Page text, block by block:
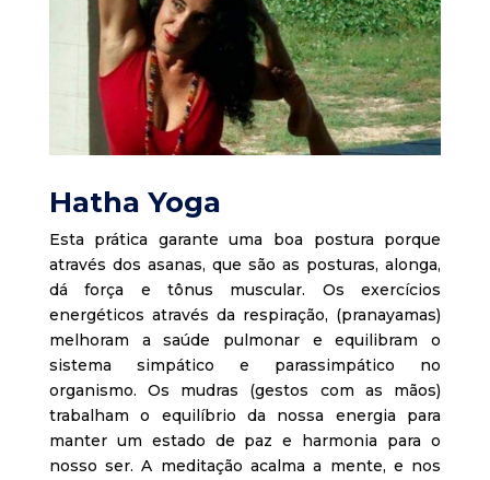
​Hatha Yoga
Esta prática garante uma boa postura porque
através dos asanas, que são as posturas, alonga,
dá força e tônus muscular. Os exercícios
energéticos através da respiração, (pranayamas)
melhoram a saúde pulmonar e equilibram o
sistema simpático e parassimpático no
organismo. Os mudras (gestos com as mãos)
trabalham o equilíbrio da nossa energia para
manter um estado de paz e harmonia para o
nosso ser. A meditação acalma a mente, e nos